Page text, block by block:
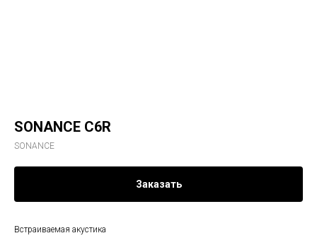
SONANCE C6R
SONANCE
Заказать
Встраиваемая акустика